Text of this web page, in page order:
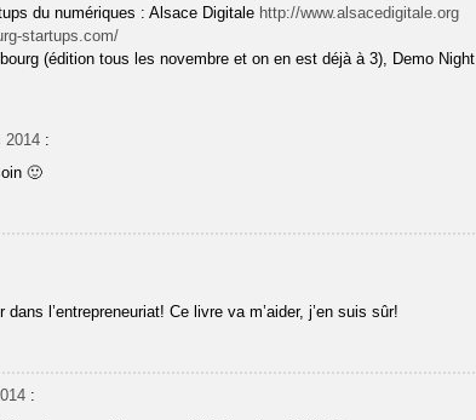
du numériques : Alsace Digitale http://www.alsacedigitale.org
startups.com/
(édition tous les novembre et on en est déjà à 3), Demo Night
2014 :
🙂
l’entrepreneuriat! Ce livre va m’aider, j’en suis sûr!
: